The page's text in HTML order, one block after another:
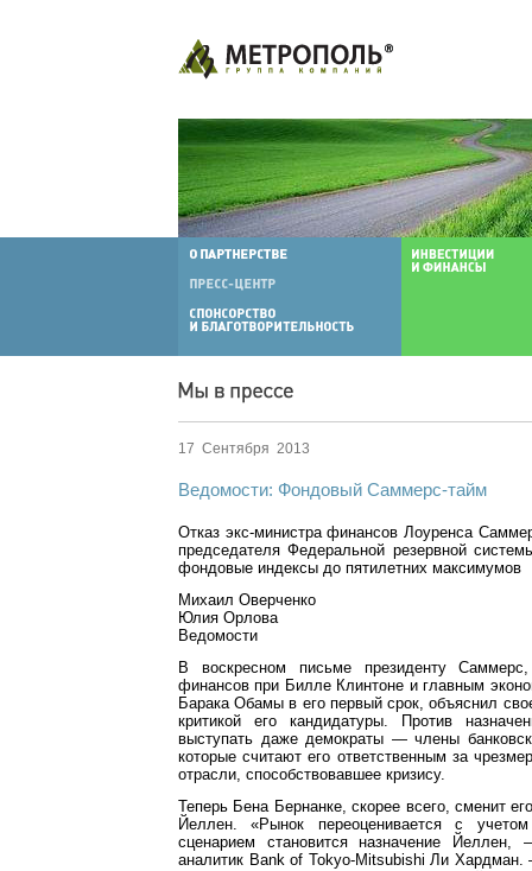
17 Сентября 2013
Ведомости: Фондовый Саммерс-тайм
Отказ экс-министра финансов Лоуренса
председателя Федеральной резервной
фондовые индексы до пятилетних максимумов
Михаил Оверченко
Юлия Орлова
Ведомости
В воскресном письме президенту
финансов при Билле Клинтоне и главным
Барака Обамы в его первый срок, объяснил
критикой его кандидатуры. Против
выступать даже демократы — члены
которые считают его ответственным за
отрасли, способствовавшее кризису.
Теперь Бена Бернанке, скорее всего, сменит
Йеллен. «Рынок переоценивается с
сценарием становится назначение Йеллен,
аналитик Bank of Tokyo-Mitsubishi Ли Хардман.